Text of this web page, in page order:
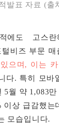
발표 자료 (출
에도 고스란
비즈 부문 매
으며, 이는
다. 특히 모바
5월 약 1,083
이상 급감했는
모습입니다.